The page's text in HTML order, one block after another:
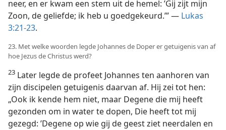
neer, en er kwam een stem uit de hemel: ’Gij zijt mijn
Zoon, de geliefde; ik heb u goedgekeurd.’” — Lukas
3:21-23.
23. Met welke woorden legde Johannes de Doper er getuigenis van af
hoe Jezus de Christus werd?
23 Later legde de profeet Johannes ten aanhoren van
zijn discipelen getuigenis daarvan af. Hij zei tot hen:
„Ook ik kende hem niet, maar Degene die mij heeft
gezonden om in water te dopen, Die heeft tot mij
gezegd: ’Degene op wie gij de geest ziet neerdalen en